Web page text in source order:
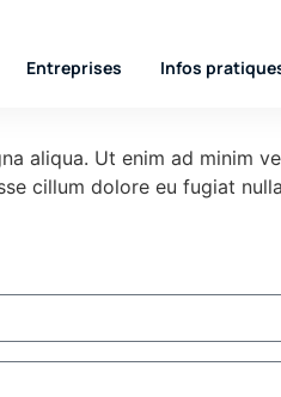
Entreprises Infos
aliqua. Ut enim ad minim
cillum dolore eu fugiat